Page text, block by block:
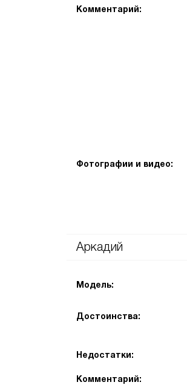
Комментарий:
Фотографии и видео:
Аркадий
Модель:
Достоинства:
Недостатки:
Комментарий: